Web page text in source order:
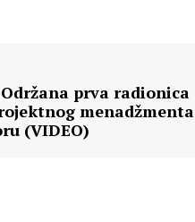
Održana prva radionica
menadžmenta
(VIDEO)